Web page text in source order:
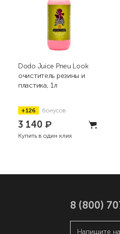
Dodo Juice Pneu Look
очиститель резины и
пластика, 1л
+126 бонусов
3 140 ₽
Купить в один клик
8 (800)
Напишите